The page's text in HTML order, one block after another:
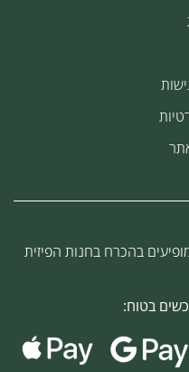
בהכרח בחנות הפיזית
בטוח: